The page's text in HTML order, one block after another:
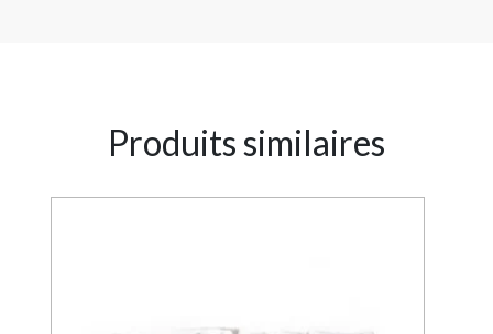
Produits similaires